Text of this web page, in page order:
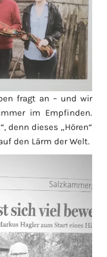
fragt an – und wir
im Empfinden.
denn dieses „Hören“
den Lärm der Welt.